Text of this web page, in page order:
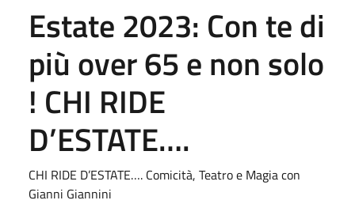
Estate 2023: Con te di
più over 65 e non solo
! CHI RIDE
D’ESTATE….
CHI RIDE D’ESTATE…. Comicità, Teatro e Magia con
Gianni Giannini